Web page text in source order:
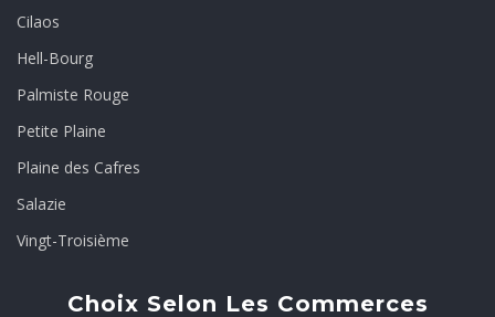
Cilaos
Hell-Bourg
Palmiste Rouge
Petite Plaine
Plaine des Cafres
Salazie
Vingt-Troisième
Choix Selon Les Commerces